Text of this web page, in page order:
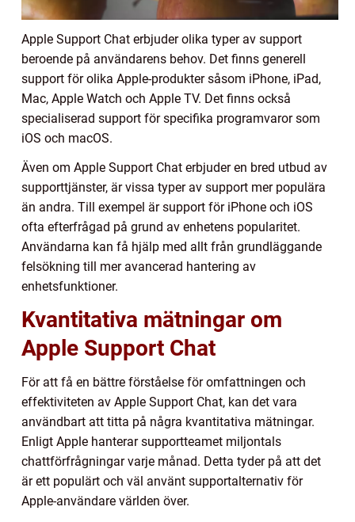
Apple Support Chat erbjuder olika typer av support
beroende på användarens behov. Det finns generell
support för olika Apple-produkter såsom iPhone, iPad,
Mac, Apple Watch och Apple TV. Det finns också
specialiserad support för specifika programvaror som
iOS och macOS.
Även om Apple Support Chat erbjuder en bred utbud av
supporttjänster, är vissa typer av support mer populära
än andra. Till exempel är support för iPhone och iOS
ofta efterfrågad på grund av enhetens popularitet.
Användarna kan få hjälp med allt från grundläggande
felsökning till mer avancerad hantering av
enhetsfunktioner.
Kvantitativa mätningar om
Apple Support Chat
För att få en bättre förståelse för omfattningen och
effektiviteten av Apple Support Chat, kan det vara
användbart att titta på några kvantitativa mätningar.
Enligt Apple hanterar supportteamet miljontals
chattförfrågningar varje månad. Detta tyder på att det
är ett populärt och väl använt supportalternativ för
Apple-användare världen över.